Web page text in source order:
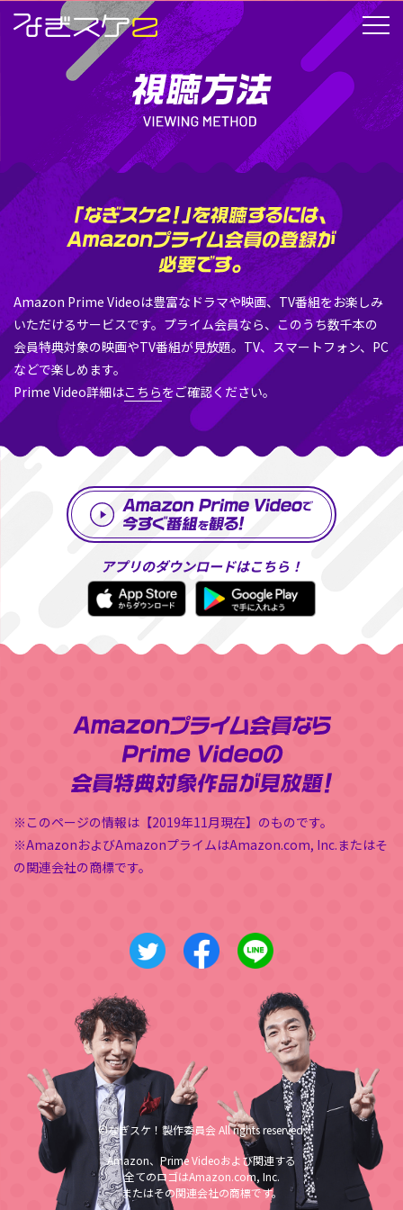
Amazon Prime Videoは豊富なドラマや映画、TV番組をお楽しみ
いただけるサービスです。プライム会員なら、このうち数千本の
会員特典対象の映画やTV番組が見放題。TV、スマートフォン、PC
などで楽しめます。
Prime Video詳細はこちらをご確認ください。
アプリのダウンロードはこちら！
※このページの情報は【2019年11月現在】のものです。
※AmazonおよびAmazonプライムはAmazon.com, Inc.またはそ
の関連会社の商標です。
©なぎスケ！製作委員会 All rights reserved.
Amazon、Prime Videoおよび関連する
全てのロゴはAmazon.com, Inc.
またはその関連会社の商標です。